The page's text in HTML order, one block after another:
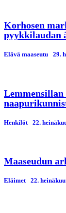
Korhosen
pyykkilaudan
Elävä maaseutu 29.
Henkilöt 22.
Maaseudun
Eläimet 22.